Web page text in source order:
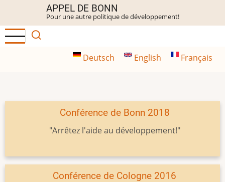
contenu
principal
APPEL DE BONN
Pour une autre politique de développement!
Deutsch English Français
Conférence de Bonn 2018
"Arrêtez l'aide au développement!"
Conférence de Cologne 2016